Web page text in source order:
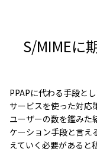
S/MIMEに
PPAPに代わる手段と
サービスを使った対応
ユーザーの数を鑑みた
ケーション手段と言え
えていく必要があると